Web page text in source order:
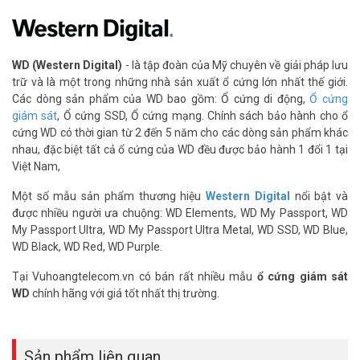
– Độ bền MTBF: 2 triệu giờ
– Khả năng chịu tải/ Workload: 550TB/năm gấp 10 lần so với ổ
cứng thường
– Kích thước: 26.1 x147x101.6 mm
– Trọng lượng: 0.715 kg
– Xuất xứ thương hiệu: Mỹ
– Thời gian bảo hành: 5 năm
Đặt mua hàng Online ngay hôm nay để được hỗ trợ giá tốt nhất.
Tham khảo thêm thông tin tại
WD (Western Digital) - là tập đoàn của Mỹ chuyên về giải pháp lưu
trữ và là một trong những nhà sản xuất ổ cứng lớn nhất thế giới.
Các dòng sản phẩm của WD bao gồm: Ổ cứng di động,Ổ cứng
giám sát, Ổ cứng SSD, Ổ cứng mạng. Chính sách bảo hành cho ổ
cứng WD có thời gian từ 2 đến 5 năm cho các dòng sản phẩm khác
nhau, đặc biệt tất cả ổ cứng của WD đều được bảo hành 1 đổi 1 tại
Việt Nam,
Một số mẫu sản phẩm thương hiệuWestern Digital nổi bật và
được nhiều người ưa chuộng: WD Elements, WD My Passport, WD
My Passport Ultra, WD My Passport Ultra Metal, WD SSD, WD Blue,
WD Black, WD Red, WD Purple.
Tại Vuhoangtelecom.vn có bán rất nhiều mẫu ổ cứng giám sát
WD chính hãng với giá tốt nhất thị trường.